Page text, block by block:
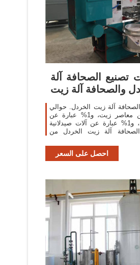
الصحافة آلة
والصحافة آلة زيت
يقدم منتجات 5537 الصحافة آلة زيت الخردل. حوالي
13% منها عبارة عن معاصر زيت، و1% عبارة عن
معدات ضغط مرشح، و1% عبارة عن آلات صيدلانية
هناك 773 الصحافة آلة زيت الخردل من
احصل على السعر